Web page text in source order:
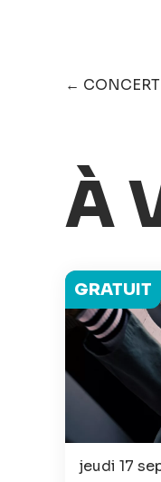
←
À
jeudi 17
GRATUIT